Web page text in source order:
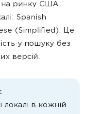
на ринку США
Spanish
(Simplified). Це
у пошуку без
версій.
локалі в кожній